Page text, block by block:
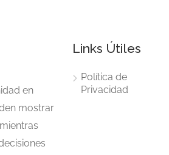
en
mostrar
Links Útiles
Política de
Privacidad